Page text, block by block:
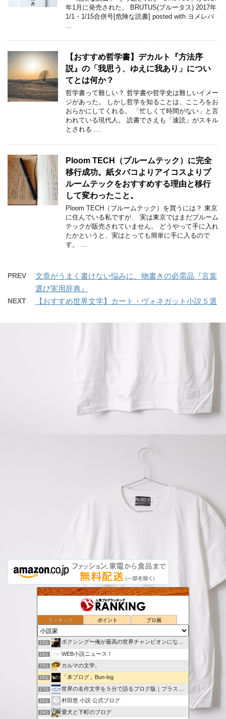
年1月に発売された。 BRUTUS(ブルータス) 2017年
1/1・1/15合併号[危険な読書] posted with ヨメレバ
…
【おすすめ哲学書】デカルト『方法序
説』の「我思う、ゆえに我あり」につい
てとは何か？
哲学書って難しい？ 哲学書や哲学史は難しいイメー
ジがあった。 しかし哲学を知ることは、こころをお
おらかにしてくれる。 「忙しくて時間がない」と言
われている現代人。 読書でさえも「速読」がスキル
とされる …
Ploom TECH（プルームテック）に完全
移行成功。紙タバコよりアイコスよりプ
ルームテックをおすすめする理由と移行
して変わったこと。
Ploom TECH（プルームテック）を買うには？ 東京
に住んでいる私ですが、 実は東京ではまだプルーム
テックが販売されていません。 どうやって手に入れ
たかというと、実はとっても簡単に手に入るので
す。 …
PREV
文章がうまく書けない悩みに、物書きの必需品『言葉
選び実用辞典』
NEXT 【おすすめ世界文学】カート・ヴォネガット小説５選
ランキング ポイント ブロ画
9位 「冬樹亜里咲」はじめました。
散文小径
11位 かっちゃんねる教育
12位
13位 ボクシング〜俺が最高の世界チャンピオンになる〜
14位 WEB小説ニュース！
15位 カルマの文学。
16位 「本ブログ」Bun-log
17位 世界の名作文学を５分で語るブログ版｜プラス創作記録
18位 村田悠 小説 公式ブログ
19位 愛犬と下町のブログ